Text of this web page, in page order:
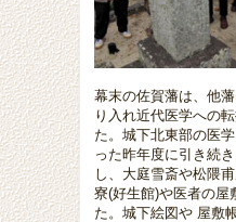
幕末の佐賀藩は、他
り入れ近代医学への
た。 城下北東部の医
った昨年度に引き続
し、大庭雪斎や松隈
寮(好生館)や医者の屋
た。城下絵図や 屋敷